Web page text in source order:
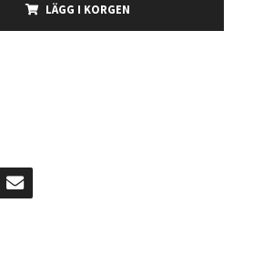
LÄGG I KORGEN